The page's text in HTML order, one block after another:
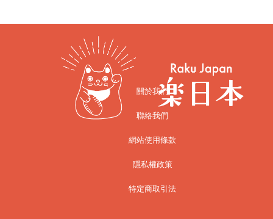
關於我們
聯絡我們
網站使用條款
隱私權政策
特定商取引法